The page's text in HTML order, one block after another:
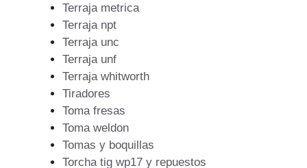
Terraja metrica
Terraja npt
Terraja unc
Terraja unf
Terraja whitworth
Tiradores
Toma fresas
Toma weldon
Tomas y boquillas
Torcha tig wp17 y repuestos